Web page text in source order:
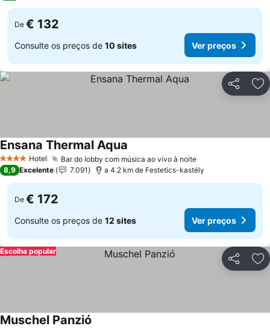
De € 132
Consulte os preços de 10 sites Ver preços
Partilhar
4 EstrelasHotel Bar do lobby com música ao vivo à noite
Ensana Thermal Aqua
8,9 Excelente 7.091 a 4.2 km de Festetics-kastély
De € 172
Consulte os preços de 12 sites Ver preços
Partilhar
Escolha popular
Muschel Panzió